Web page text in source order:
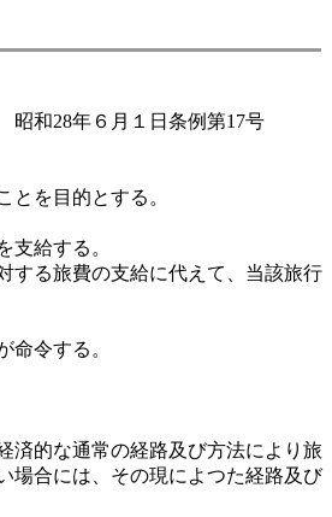
昭和28年６月１日条例第17号
を目的とする。
給する。
する旅費の支給に代えて、当該旅行
令する。
済的な通常の経路及び方法により旅
場合には、その現によつた経路及び